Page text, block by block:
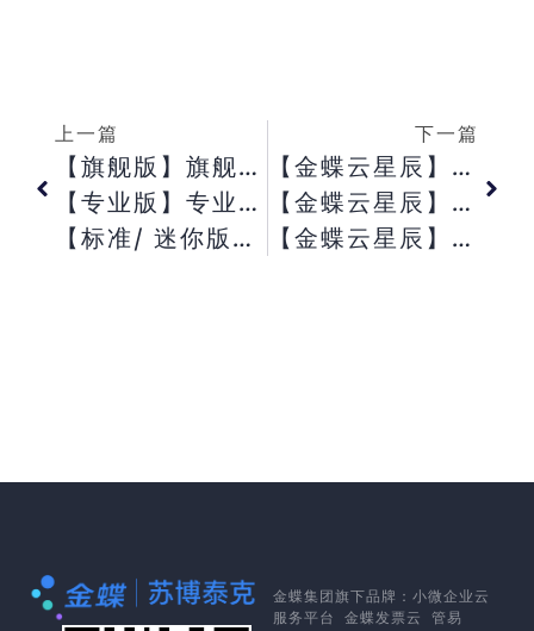
上一篇
【旗舰版】旗舰版V7.0误增三级科目， 是否可以删除？
【专业版】专业版生产任务单变更按钮为灰色？
【标准/ 迷你版】标准/ 迷你版为什么备份账套的时候无法选择备份到云盘？
下一篇
【金蝶云星辰】生成凭证向导界面， 为什么不显示其他支出单？
【金蝶云星辰】为什么自定义报表设置单元格格式不生效？
【金蝶云星辰】零售客户收款单上显示的应收款余额为什么和应收账款明细表查询到的余额不一致？
金蝶集团 旗下品牌： 小微企业云
服务平台
金蝶发票云
管易